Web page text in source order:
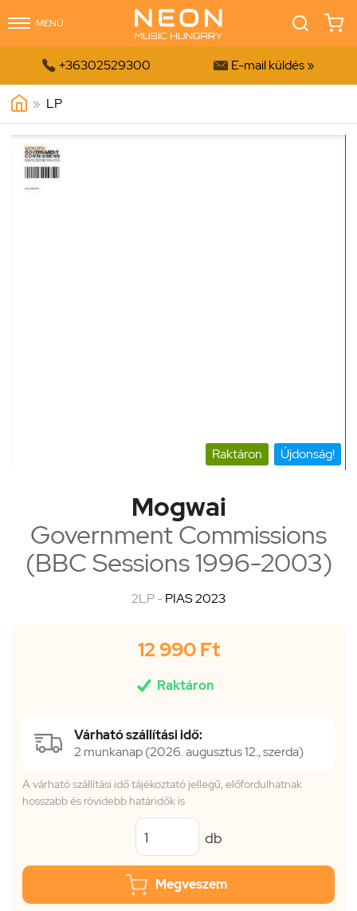
MENÜ
 +36302529300  E-mail küldés »
» LP
Raktáron Újdonság!
Mogwai
Government Commissions
(BBC Sessions 1996-2003)
2LP -PIAS 2023
12 990 Ft
 Raktáron
Várható szállítási idő:
2 munkanap (2026. augusztus 12., szerda)
A várható szállítási idő tájékoztató jellegű, előfordulhatnak
hosszabb és rövidebb határidők is
db
Megveszem